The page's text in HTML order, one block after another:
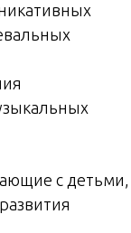
с детьми,